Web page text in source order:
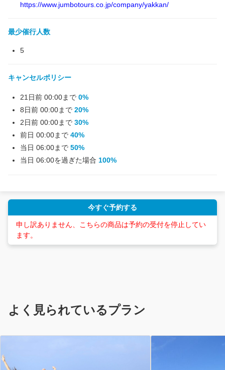
https://www.jumbotours.co.jp/company/yakkan/
最少催行人数
5
キャンセルポリシー
21日前 00:00まで 0%
8日前 00:00まで 20%
2日前 00:00まで 30%
前日 00:00まで 40%
当日 06:00まで 50%
当日 06:00を過ぎた場合 100%
今すぐ予約する
申し訳ありません、こちらの商品は予約の受付を停止してい
ます。
よく見られているプラン